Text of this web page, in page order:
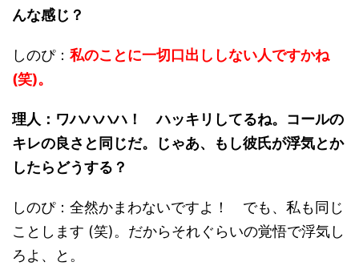
んな感じ？
しのぴ： 私のことに一切口出ししない人ですかね
(笑)。
理人：ワハハハハ！ ハッキリしてるね。コールの
キレの良さと同じだ。じゃあ、もし彼氏が浮気とか
したらどうする？
しのぴ：全然かまわないですよ！ でも、私も同じ
ことします (笑)。だからそれぐらいの覚悟で浮気し
ろよ、と。